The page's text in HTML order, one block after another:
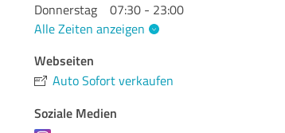
Donnerstag
07:30 - 23:00
Alle Zeiten anzeigen
Webseiten
Auto Sofort verkaufen
Soziale Medien